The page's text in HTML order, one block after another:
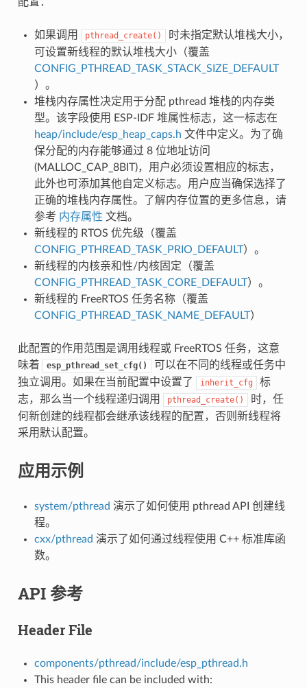
如果调用 pthread_create()
时未指定默认堆栈大小，
可设置新线程的默认堆栈大小（覆盖
CONFIG_PTHREAD_TASK_STACK_SIZE_DEFAULT
）。
堆栈内存属性决定用于分配 pthread 堆栈的内存类
型。该字段使用 ESP-IDF 堆属性标志，这一标志在
heap/include/esp_heap_caps.h 文件中定义。为了确
保分配的内存能够通过 8 位地址访问
(MALLOC_CAP_8BIT)，用户必须设置相应的标志，
此外也可添加其他自定义标志。用户应当确保选择了
正确的堆栈内存属性。了解内存位置的更多信息，请
参考 内存属性 文档。
新线程的 RTOS 优先级（覆盖
CONFIG_PTHREAD_TASK_PRIO_DEFAULT）。
新线程的内核亲和性/内核固定（覆盖
CONFIG_PTHREAD_TASK_CORE_DEFAULT）。
新线程的 FreeRTOS 任务名称（覆盖
CONFIG_PTHREAD_TASK_NAME_DEFAULT）
此配置的作用范围是调用线程或 FreeRTOS 任务，这意
味着
esp_pthread_set_cfg()
可以在不同的线程或任务中
独立调用。如果在当前配置中设置了
inherit_cfg
标
志，那么当一个线程递归调用
pthread_create()
时，任
何新创建的线程都会继承该线程的配置，否则新线程将
采用默认配置。
应用示例
system/pthread 演示了如何使用 pthread API 创建线
程。
cxx/pthread 演示了如何通过线程使用 C++ 标准库函
数。
API 参考
Header File
components/pthread/include/esp_pthread.h
This header file can be included with: